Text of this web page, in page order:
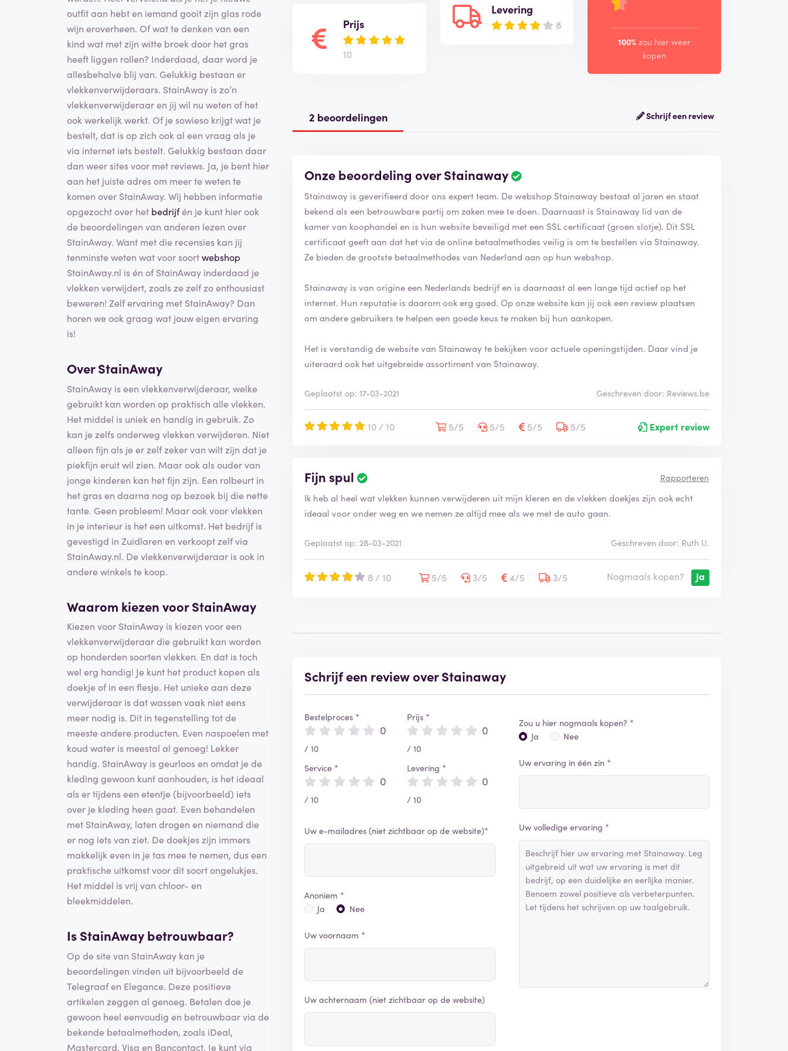
outfit aan hebt en iemand gooit zijn glas rode
wijn eroverheen. Of wat te denken van een
kind wat met zijn witte broek door het gras
heeft liggen rollen? Inderdaad, daar word je
allesbehalve blij van. Gelukkig bestaan er
vlekkenverwijderaars. StainAway is zo’n
vlekkenverwijderaar en jij wil nu weten of het
ook werkelijk werkt. Of je sowieso krijgt wat je
bestelt, dat is op zich ook al een vraag als je
via internet iets bestelt. Gelukkig bestaan daar
dan weer sites voor met reviews. Ja, je bent hier
aan het juiste adres om meer te weten te
komen over StainAway. Wij hebben informatie
opgezocht over het bedrijfén je kunt hier ook
de beoordelingen van anderen lezen over
StainAway. Want met die recensies kan jij
tenminste weten wat voor soortwebshop
StainAway.nl is én of StainAway inderdaad je
vlekken verwijdert, zoals ze zelf zo enthousiast
beweren! Zelf ervaring met StainAway? Dan
horen we ook graag wat jouw eigen ervaring
is!
Over StainAway
StainAway is een vlekkenverwijderaar, welke
gebruikt kan worden op praktisch alle vlekken.
Het middel is uniek en handig in gebruik. Zo
kan je zelfs onderweg vlekken verwijderen. Niet
alleen fijn als je er zelf zeker van wilt zijn dat je
piekfijn eruit wil zien. Maar ook als ouder van
jonge kinderen kan het fijn zijn. Een rolbeurt in
het gras en daarna nog op bezoek bij die nette
tante. Geen probleem! Maar ook voor vlekken
in je interieur is het een uitkomst. Het bedrijf is
gevestigd in Zuidlaren en verkoopt zelf via
StainAway.nl. De vlekkenverwijderaar is ook in
andere winkels te koop.
Waarom kiezen voor StainAway
Kiezen voor StainAway is kiezen voor een
vlekkenverwijderaar die gebruikt kan worden
op honderden soorten vlekken. En dat is toch
wel erg handig! Je kunt het product kopen als
doekje of in een flesje. Het unieke aan deze
verwijderaar is dat wassen vaak niet eens
meer nodig is. Dit in tegenstelling tot de
meeste andere producten. Even naspoelen met
koud water is meestal al genoeg! Lekker
handig. StainAway is geurloos en omdat je de
kleding gewoon kunt aanhouden, is het ideaal
als er tijdens een etentje (bijvoorbeeld) iets
over je kleding heen gaat. Even behandelen
met StainAway, laten drogen en niemand die
er nog iets van ziet. De doekjes zijn immers
makkelijk even in je tas mee te nemen, dus een
praktische uitkomst voor dit soort ongelukjes.
Het middel is vrij van chloor- en
bleekmiddelen.
Is StainAway betrouwbaar?
Op de site van StainAway kan je
beoordelingen vinden uit bijvoorbeeld de
Telegraaf en Elegance. Deze positieve
artikelen zeggen al genoeg. Betalen doe je
gewoon heel eenvoudig en betrouwbaar via de
bekende betaalmethoden, zoals iDeal,
Mastercard, Visa en Bancontact. Je kunt via
Prijs
10
Levering
8
100% zou hier weer
kopen
2 beoordelingen Schrijf een review
Onze beoordeling over Stainaway
Stainaway is geverifieerd door ons expert team. De webshop Stainaway bestaat al jaren en staat
bekend als een betrouwbare partij om zaken mee te doen. Daarnaast is Stainaway lid van de
kamer van koophandel en is hun website beveiligd met een SSL certificaat (groen slotje). Dit SSL
certificaat geeft aan dat het via de online betaalmethodes veilig is om te bestellen via Stainaway.
Ze bieden de grootste betaalmethodes van Nederland aan op hun webshop.
Stainaway is van origine een Nederlands bedrijf en is daarnaast al een lange tijd actief op het
internet. Hun reputatie is daarom ook erg goed. Op onze website kan jij ook een review plaatsen
om andere gebruikers te helpen een goede keus te maken bij hun aankopen.
Het is verstandig de website van Stainaway te bekijken voor actuele openingstijden. Daar vind je
uiteraard ook het uitgebreide assortiment van Stainaway.
Geplaatst op: 17-03-2021 Geschreven door: Reviews.be
10 / 10 5/5 5/5 5/5 5/5 Expert review
Fijn spul Rapporteren
Ik heb al heel wat vlekken kunnen verwijderen uit mijn kleren en de vlekken doekjes zijn ook echt
ideaal voor onder weg en we nemen ze altijd mee als we met de auto gaan.
Geplaatst op: 28-03-2021 Geschreven door: Ruth U.
8 / 10 5/5 3/5 4/5 3/5 Nogmaals kopen? Ja
Schrijf een review over Stainaway
Bestelproces *
0
/ 10
Service *
0
/ 10
Prijs *
0
/ 10
Levering *
0
/ 10
Uw e-mailadres (niet zichtbaar op de website)*
Anoniem *
Ja
Nee
Uw voornaam *
Uw achternaam (niet zichtbaar op de website)
Zou u hier nogmaals kopen? *
Ja
Nee
Uw ervaring in één zin *
Uw volledige ervaring *